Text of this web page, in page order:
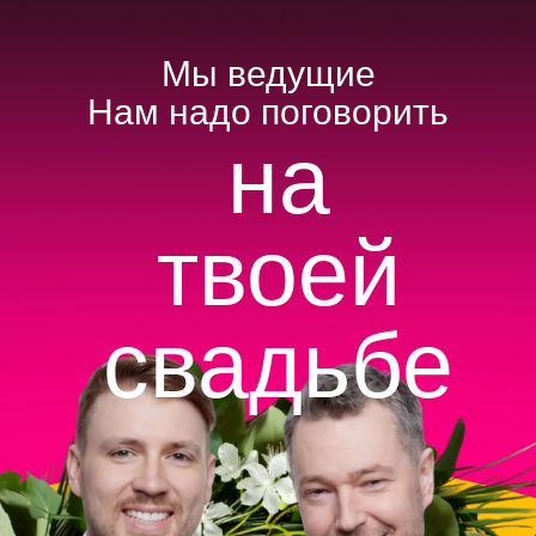
The best
Мы ведущие
Нам надо поговорить